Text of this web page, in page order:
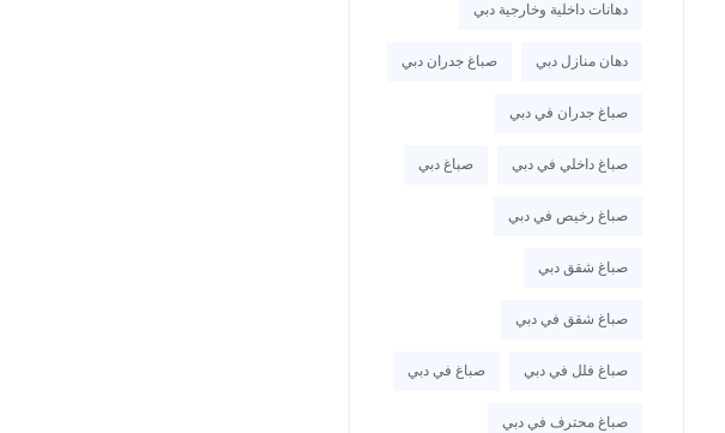
دهانات داخلية وخارجية دبي
دهان منازل دبي صباغ جدران دبي
صباغ جدران في دبي
صباغ داخلي في دبي صباغ دبي
صباغ رخيص في دبي
صباغ شقق دبي
صباغ شقق في دبي
صباغ فلل في دبي صباغ في دبي
صباغ محترف في دبي